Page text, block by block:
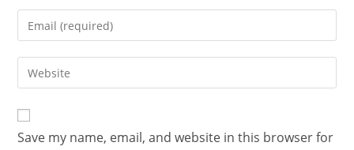
Save my name, email, and website in this browser for